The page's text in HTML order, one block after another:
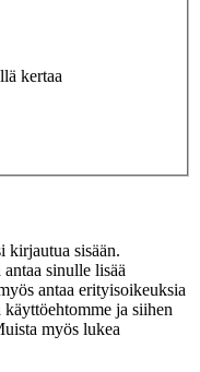
kertaa
kirjautua sisään.
sinulle lisää
antaa erityisoikeuksia
ja siihen
myös lukea